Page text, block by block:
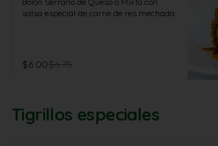
salsa especial de carne de res mechada
$6.00$6.75
Tigrillos especiales